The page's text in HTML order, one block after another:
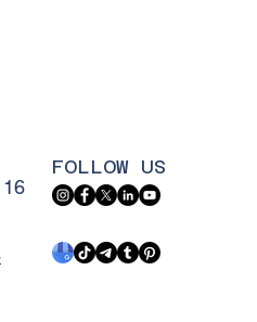
FOLLOW US